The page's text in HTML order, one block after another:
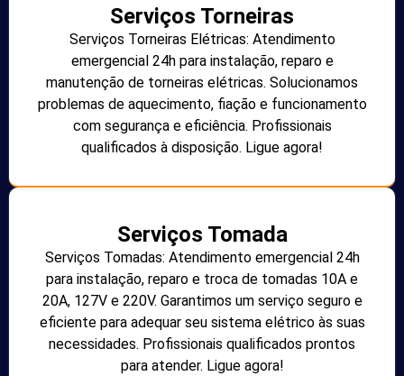
Serviços Torneiras
Serviços Torneiras Elétricas: Atendimento
emergencial 24h para instalação, reparo e
manutenção de torneiras elétricas. Solucionamos
problemas de aquecimento, fiação e funcionamento
com segurança e eficiência. Profissionais
qualificados à disposição. Ligue agora!
Serviços Tomada
Serviços Tomadas: Atendimento emergencial 24h
para instalação, reparo e troca de tomadas 10A e
20A, 127V e 220V. Garantimos um serviço seguro e
eficiente para adequar seu sistema elétrico às suas
necessidades. Profissionais qualificados prontos
para atender. Ligue agora!